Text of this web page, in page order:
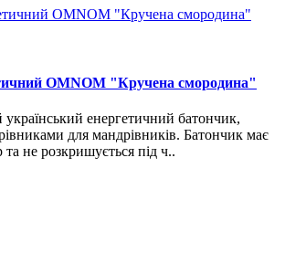
OMNOM "Кручена смородина"
енергетичний батончик,
для мандрівників. Батончик має
не розкришується під ч..